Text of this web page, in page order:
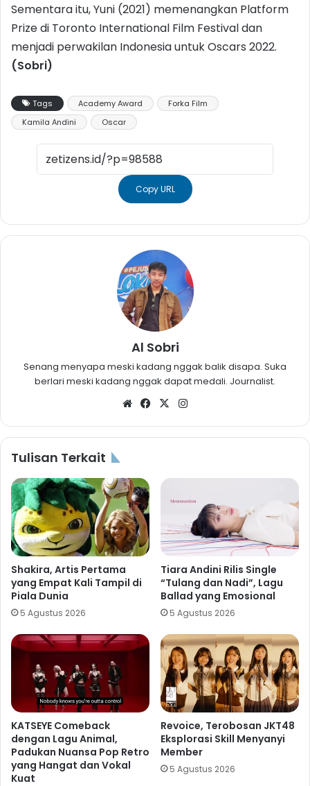
Sementara itu, Yuni (2021) memenangkan Platform
Prize di Toronto International Film Festival dan
menjadi perwakilan Indonesia untuk Oscars 2022.
(Sobri)
Tags Academy Award
Forka Film
Kamila Andini
Oscar
Copy URL
Al Sobri
Senang menyapa meski kadang nggak balik disapa. Suka
berlari meski kadang nggak dapat medali. Journalist.
WebsiteFacebook
X
Tulisan Terkait
Shakira, Artis Pertama
yang Empat Kali Tampil di
Piala Dunia
5 Agustus 2026
Tiara Andini Rilis Single
“Tulang dan Nadi”, Lagu
Ballad yang Emosional
5 Agustus 2026
KATSEYE Comeback
dengan Lagu Animal,
Padukan Nuansa Pop Retro
yang Hangat dan Vokal
Kuat
Revoice, Terobosan JKT48
Eksplorasi Skill Menyanyi
Member
5 Agustus 2026